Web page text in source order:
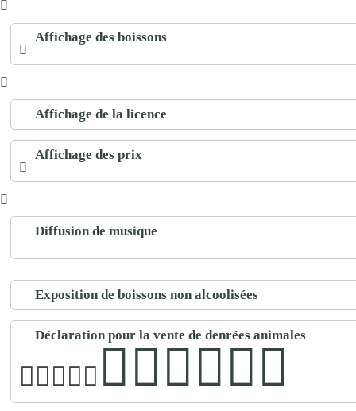
Affichage des boissons
Affichage de la licence
Affichage des prix
Diffusion de musique
Exposition de boissons non alcoolisées
Déclaration pour la vente de denrées animales